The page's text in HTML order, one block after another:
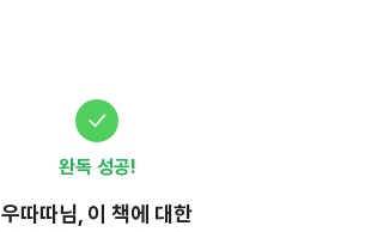
완독 성공!
우따따님, 이 책에 대한